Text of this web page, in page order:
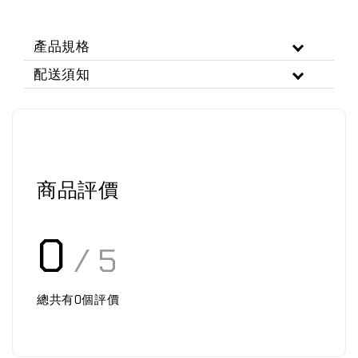
產品規格
配送須知
商品評價
0 / 5
總共有0個評價